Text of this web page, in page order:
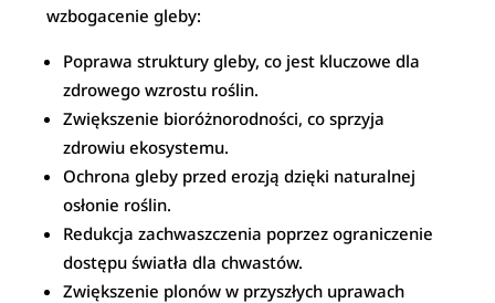
wzbogacenie gleby:
Poprawa struktury gleby, co jest kluczowe dla
zdrowego wzrostu roślin.
Zwiększenie bioróżnorodności, co sprzyja
zdrowiu ekosystemu.
Ochrona gleby przed erozją dzięki naturalnej
osłonie roślin.
Redukcja zachwaszczenia poprzez ograniczenie
dostępu światła dla chwastów.
Zwiększenie plonów w przyszłych uprawach